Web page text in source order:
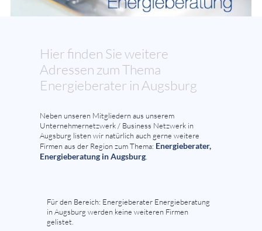
Hier finden Sie weitere
Adressen zum Thema
Energieberater in Augsburg
Neben unseren Mitgliedern aus unserem
Unternehmernetzwerk / Business Netzwerk in
Augsburg listen wir natürlich auch gerne weitere
Firmen aus der Region zum Thema: Energieberater,
Energieberatung in Augsburg.
Für den Bereich: Energieberater Energieberatung
in Augsburg werden keine weiteren Firmen
gelistet.